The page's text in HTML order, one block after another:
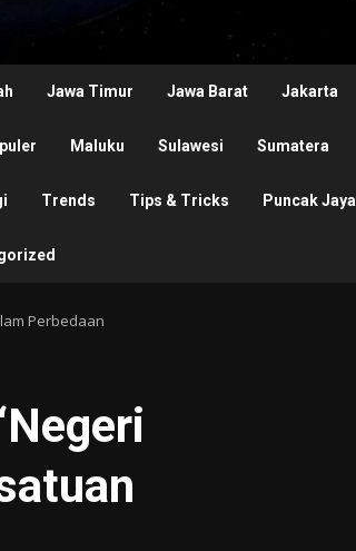
Jawa Timur Jawa Barat Jakarta
Maluku Sulawesi Sumatera
Trends Tips & Tricks Puncak Jaya
Perbedaan